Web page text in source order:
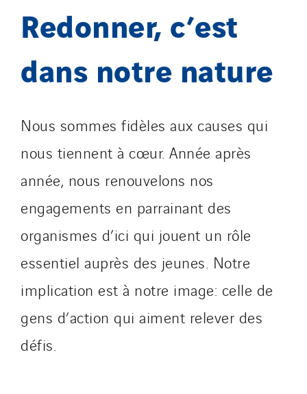
Redonner, c’est
dans notre nature
Nous sommes fidèles aux causes qui
nous tiennent à cœur. Année après
année, nous renouvelons nos
engagements en parrainant des
organismes d’ici qui jouent un rôle
essentiel auprès des jeunes. Notre
implication est à notre image: celle de
gens d’action qui aiment relever des
défis.